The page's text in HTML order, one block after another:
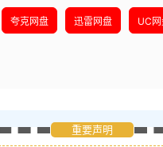
夸克网盘 迅雷网盘 UC
重要声明